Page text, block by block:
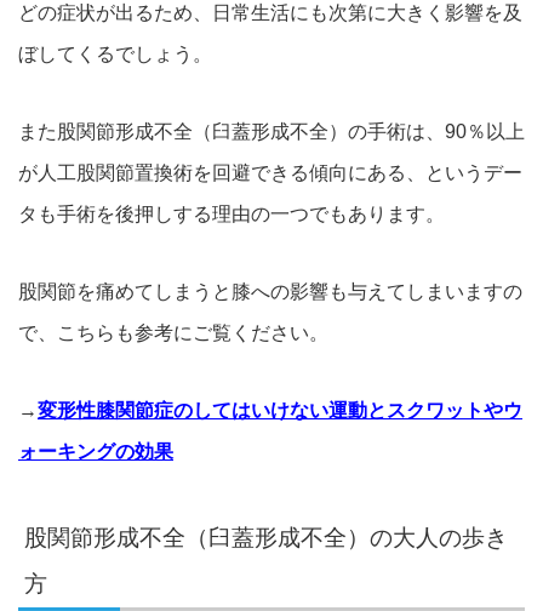
どの症状が出るため、日常生活にも次第に大きく影響を及
ぼしてくるでしょう。
また股関節形成不全（臼蓋形成不全）の手術は、90％以上
が人工股関節置換術を回避できる傾向にある、というデー
タも手術を後押しする理由の一つでもあります。
股関節を痛めてしまうと膝への影響も与えてしまいますの
で、こちらも参考にご覧ください。
→変形性膝関節症のしてはいけない運動とスクワットやウ
ォーキングの効果
股関節形成不全（臼蓋形成不全）の大人の歩き
方